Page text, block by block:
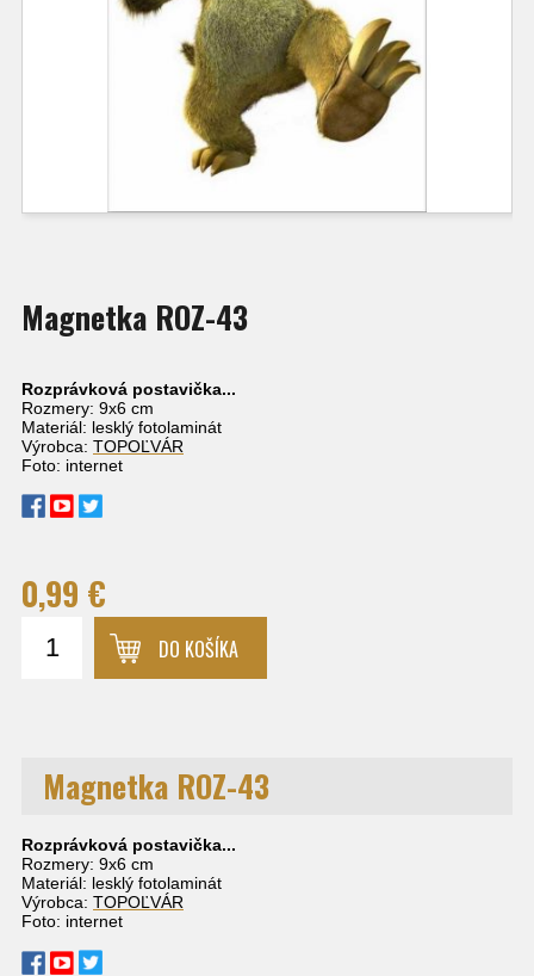
Magnetka ROZ-43
Rozprávková postavička...
Rozmery: 9x6 cm
Materiál: lesklý fotolaminát
Výrobca: TOPOĽVÁR
Foto: internet
0,99 €
DO KOŠÍKA
Magnetka ROZ-43
Rozprávková postavička...
Rozmery: 9x6 cm
Materiál: lesklý fotolaminát
Výrobca: TOPOĽVÁR
Foto: internet